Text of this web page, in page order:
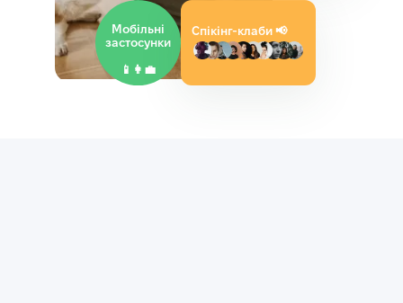
Мобільні
застосунки
📱👩‍💼
Спікінг-клаби 📢